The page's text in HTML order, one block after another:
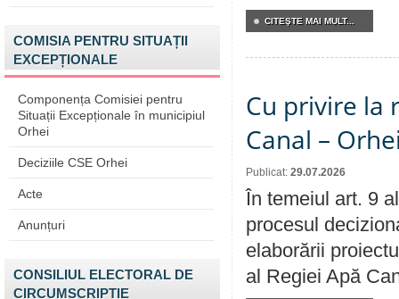
COMISIA PENTRU SITUAȚII
EXCEPȚIONALE
Componența Comisiei pentru
Situații Excepționale în municipiul
Orhei
Deciziile CSE Orhei
Acte
Anunțuri
CONSILIUL ELECTORAL DE
CIRCUMSCRIPȚIE
CITEŞTE MAI MULT...
Cu privire la
Canal –
Publicat: 29.07.2026
În temeiul art. 9
procesul
elaborării
al Regiei Apă